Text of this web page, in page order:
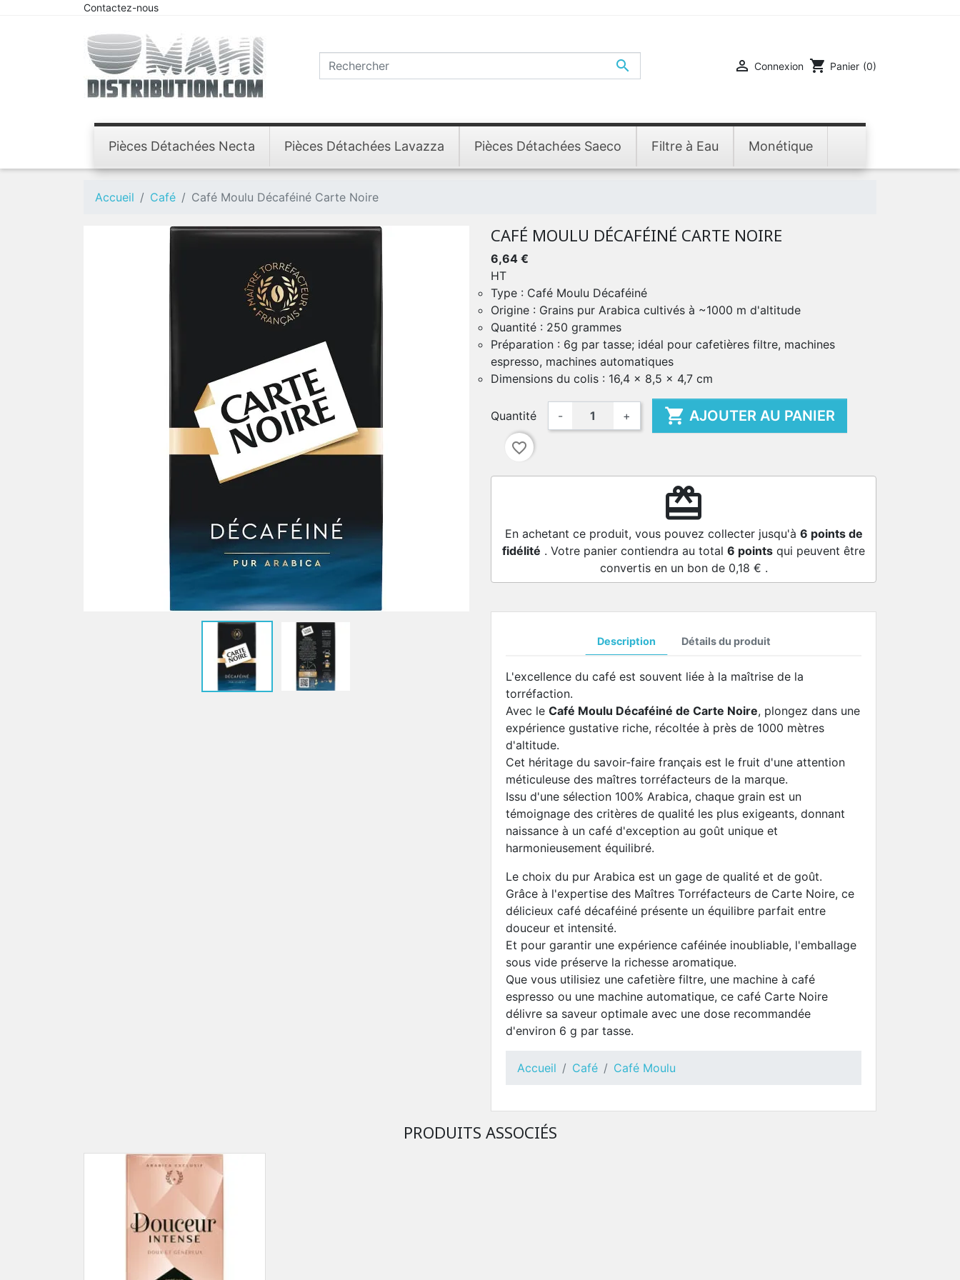
Contactez-nous
  Connexion shopping_cart Panier (0)
Pièces Détachées Necta Pièces Détachées Lavazza Pièces Détachées Saeco Filtre à Eau Monétique
Accueil Café Café Moulu Décaféiné Carte Noire
CAFÉ MOULU DÉCAFÉINÉ CARTE NOIRE
6,64 €
HT
Type : Café Moulu Décaféiné
Origine : Grains pur Arabica cultivés à ~1000 m d'altitude
Quantité : 250 grammes
Préparation : 6g par tasse; idéal pour cafetières filtre, machines
espresso, machines automatiques
Dimensions du colis : 16,4 x 8,5 x 4,7 cm
Quantité - +  AJOUTER AU PANIER
favorite_border
redeem
En achetant ce produit, vous pouvez collecter jusqu'à 6 points de
fidélité . Votre panier contiendra au total 6 points qui peuvent être
convertis en un bon de 0,18 € .
Description Détails du produit
L'excellence du café est souvent liée à la maîtrise de la
torréfaction.
Avec le Café Moulu Décaféiné de Carte Noire, plongez dans une
expérience gustative riche, récoltée à près de 1000 mètres
d'altitude.
Cet héritage du savoir-faire français est le fruit d'une attention
méticuleuse des maîtres torréfacteurs de la marque.
Issu d'une sélection 100% Arabica, chaque grain est un
témoignage des critères de qualité les plus exigeants, donnant
naissance à un café d'exception au goût unique et
harmonieusement équilibré.
Le choix du pur Arabica est un gage de qualité et de goût.
Grâce à l'expertise des Maîtres Torréfacteurs de Carte Noire, ce
délicieux café décaféiné présente un équilibre parfait entre
douceur et intensité.
Et pour garantir une expérience caféinée inoubliable, l'emballage
sous vide préserve la richesse aromatique.
Que vous utilisiez une cafetière filtre, une machine à café
espresso ou une machine automatique, ce café Carte Noire
délivre sa saveur optimale avec une dose recommandée
d'environ 6 g par tasse.
Accueil Café Café Moulu
PRODUITS ASSOCIÉS